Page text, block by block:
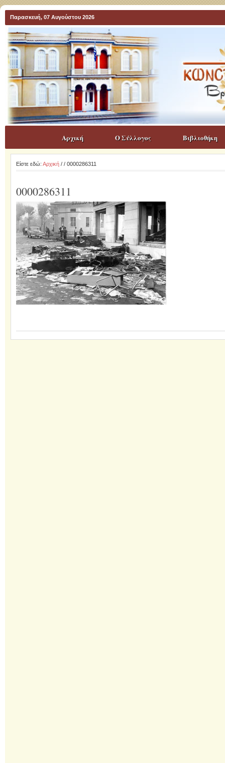
Παρασκευή, 07 Αυγούστου 2026
Αρχική Ο Σύλλογος Βιβλιοθήκη
Είστε εδώ: Αρχική/ / 0000286311
0000286311